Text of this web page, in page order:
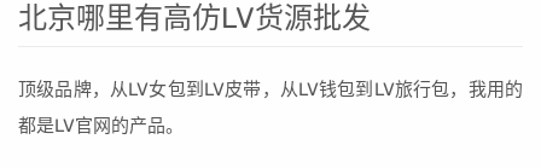
北京哪里有高仿LV货源批发
顶级品牌，从LV女包到LV皮带，从LV钱包到LV旅行包，我用的
都是LV官网的产品。